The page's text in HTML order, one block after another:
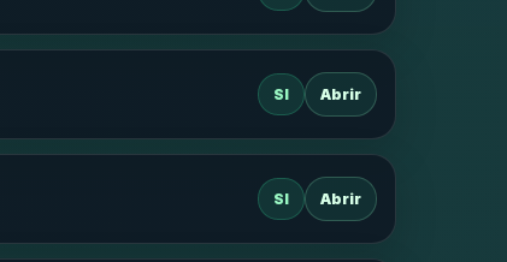
SI Abrir
SI Abrir